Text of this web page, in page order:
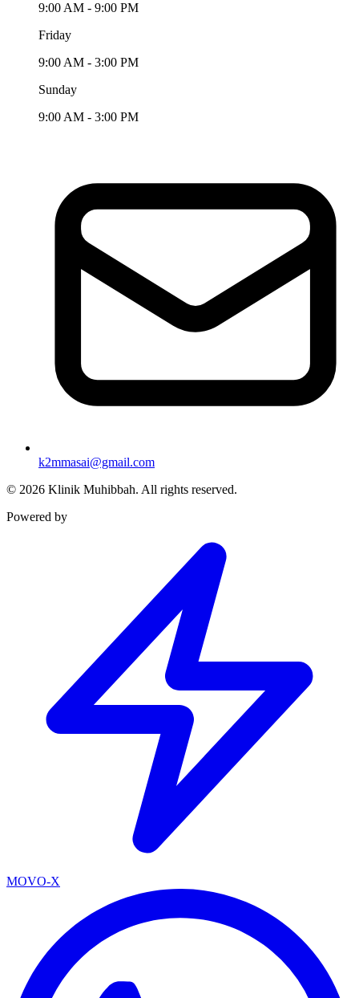
9:00 AM - 9:00 PM
Friday
9:00 AM - 3:00 PM
Sunday
9:00 AM - 3:00 PM
k2mmasai@gmail.com
© 2026 Klinik Muhibbah. All rights reserved.
Powered by
MOVO-X